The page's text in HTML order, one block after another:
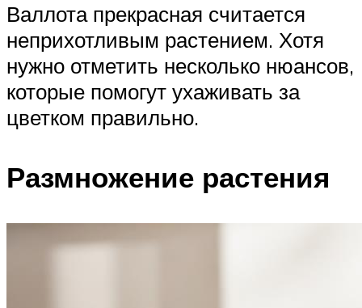
Валлота прекрасная считается
неприхотливым растением. Хотя
нужно отметить несколько нюансов,
которые помогут ухаживать за
цветком правильно.
Размножение растения